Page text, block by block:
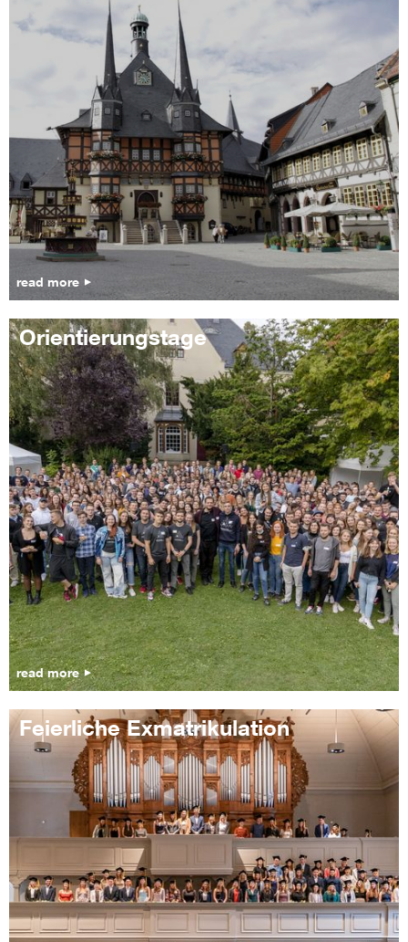
read more
Orientierungstage
read more
Feierliche Exmatrikulation